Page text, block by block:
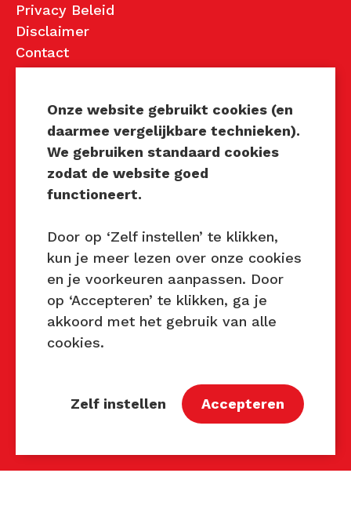
Privacy Beleid
Disclaimer
Contact
Contact
John van Mierlo
Telefoon: 06 137 345 47
E-mail: john@techniektastbaar.nl
Telefoon: 06 231 720 99
E-mail: petra@techniektastbaar.nl
Volg ons
Onze website gebruikt cookies (en
daarmee vergelijkbare technieken).
We gebruiken standaard cookies
zodat de website goed
functioneert.
Door op ‘Zelf instellen’ te klikken,
kun je meer lezen over onze cookies
en je voorkeuren aanpassen. Door
op ‘Accepteren’ te klikken, ga je
akkoord met het gebruik van alle
cookies.
Zelf instellen Accepteren